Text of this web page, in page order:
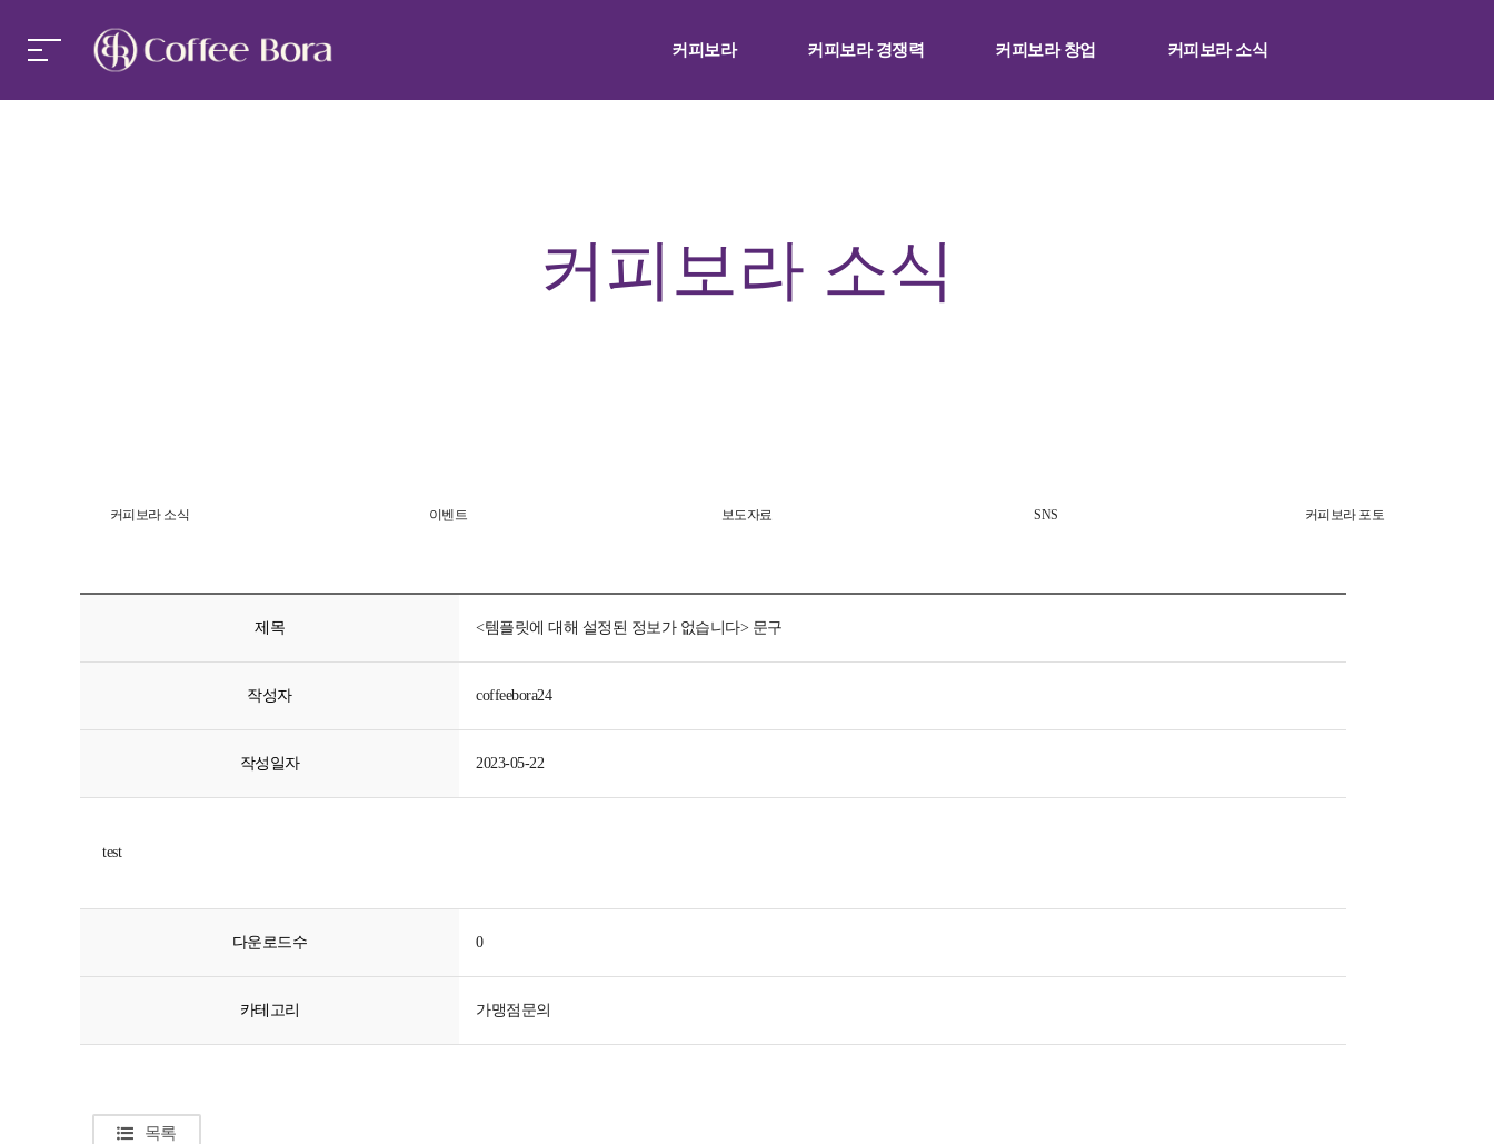
커피보라 커피보라 경쟁력 커피보라 창업 커피보라 소식
커피보라 소식
커피보라 소식 이벤트 보도자료 SNS 커피보라 포토
제목 <템플릿에 대해 설정된 정보가 없습니다> 문구
작성자 coffeebora24
작성일자 2023-05-22
test
다운로드수 0
카테고리 가맹점문의
목록